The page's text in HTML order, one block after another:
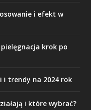
i efekt w
krok po
i trendy na 2024 rok
i które wybrać?